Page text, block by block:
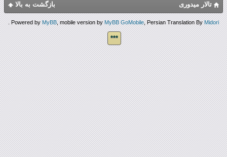
بازگشت به بالا تالار میدوری
Powered byMyBB, mobile version byMyBB GoMobile, Persian Translation ByMidori
.
***